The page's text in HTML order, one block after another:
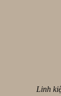
Linh